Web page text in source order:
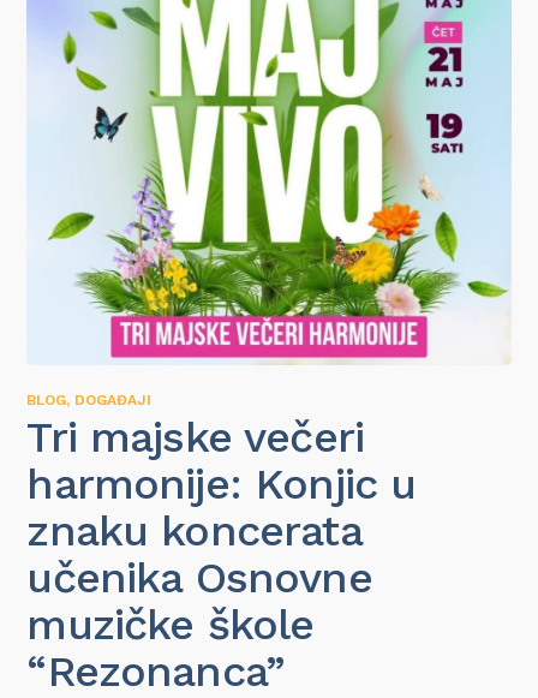
BLOG, DOGAĐAJI
Tri majske večeri
harmonije: Konjic u
znaku koncerata
učenika Osnovne
muzičke škole
“Rezonanca”